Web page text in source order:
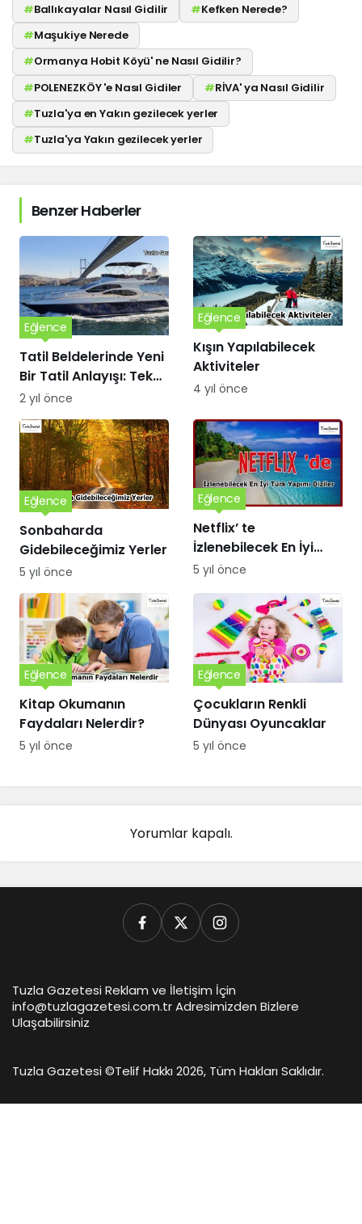
#Ballıkayalar Nasıl Gidilir #Kefken Nerede?
#Maşukiye Nerede
#Ormanya Hobit Köyü' ne Nasıl Gidilir?
#POLENEZKÖY 'e Nasıl Gidiler #RİVA' ya Nasıl Gidilir
#Tuzla'ya en Yakın gezilecek yerler
#Tuzla'ya Yakın gezilecek yerler
Benzer Haberler
Tatil Beldelerinde Yeni
Bir Tatil Anlayışı: Tekne
ve Yat Kiralama
Eğlence
2 yıl önce
Kışın Yapılabilecek
Aktiviteler
Eğlence
4 yıl önce
Sonbaharda
Gidebileceğimiz Yerler
Eğlence
5 yıl önce
Netflix’ te
İzlenebilecek En İyi
Türk Yapımı Diziler
Eğlence
5 yıl önce
Kitap Okumanın
Faydaları Nelerdir?
Eğlence
5 yıl önce
Çocukların Renkli
Dünyası Oyuncaklar
Eğlence
5 yıl önce
Yorumlar kapalı.
Tuzla Gazetesi Reklam ve İletişim İçin
info@tuzlagazetesi.com.tr Adresimizden Bizlere
Ulaşabilirsiniz
Tuzla Gazetesi ©Telif Hakkı 2026, Tüm Hakları Saklıdır.